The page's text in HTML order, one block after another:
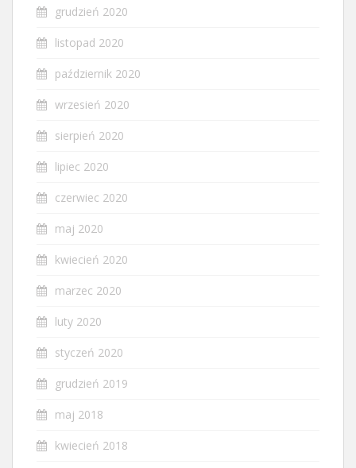
grudzień 2020
listopad 2020
październik 2020
wrzesień 2020
sierpień 2020
lipiec 2020
czerwiec 2020
maj 2020
kwiecień 2020
marzec 2020
luty 2020
styczeń 2020
grudzień 2019
maj 2018
kwiecień 2018